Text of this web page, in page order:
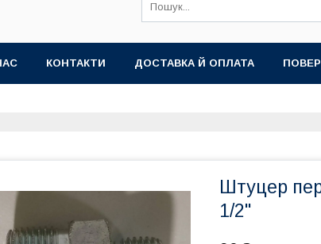
КОНТАКТИ ДОСТАВКА Й ОПЛАТА
Штуцер
1/2"